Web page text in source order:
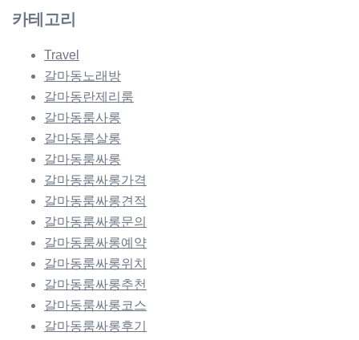
카테고리
Travel
갈마동노래방
갈마동란제리룸
갈마동룸사롱
갈마동룸살롱
갈마동룸싸롱
갈마동룸싸롱가격
갈마동룸싸롱견적
갈마동룸싸롱문의
갈마동룸싸롱예약
갈마동룸싸롱위치
갈마동룸싸롱추천
갈마동룸싸롱코스
갈마동룸싸롱후기